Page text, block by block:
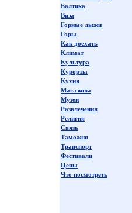
Балтика
Виза
Горные лыжи
Горы
Как доехать
Климат
Культура
Курорты
Кухня
Магазины
Музеи
Развлечения
Религия
Связь
Таможня
Транспорт
Фестивали
Цены
Что посмотреть